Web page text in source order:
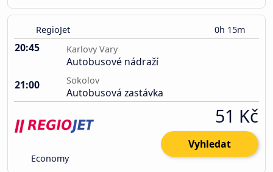
RegioJet 0h 15m
20:45 Karlovy Vary
Autobusové nádraží
21:00
Sokolov
Autobusová zastávka
Economy
51 Kč
Vyhledat